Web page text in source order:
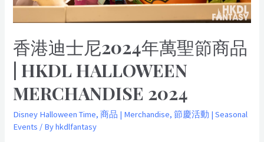
香港迪士尼2024年萬聖節商品
| HKDL HALLOWEEN
MERCHANDISE 2024
Disney Halloween Time,商品 | Merchandise,節慶活動 | Seasonal
Events / Byhkdlfantasy
商
品
HKDL
Halloween
Merchandise
2024